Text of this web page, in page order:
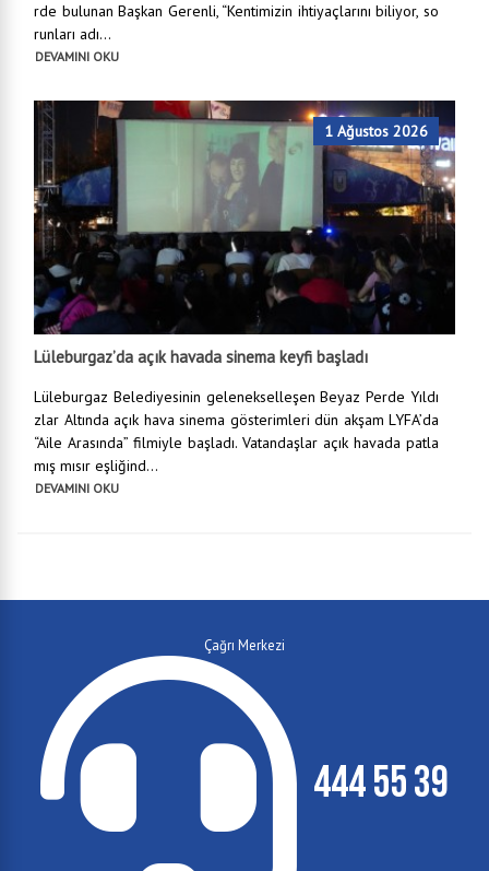
rde bulunan Başkan Gerenli, “Kentimizin ihtiyaçlarını biliyor, so
runları adı...
DEVAMINI OKU
1 Ağustos 2026
Lüleburgaz’da açık havada sinema keyfi başladı
Lüleburgaz Belediyesinin gelenekselleşen Beyaz Perde Yıldı
zlar Altında açık hava sinema gösterimleri dün akşam LYFA’da
“Aile Arasında” filmiyle başladı. Vatandaşlar açık havada patla
mış mısır eşliğind...
DEVAMINI OKU
Çağrı Merkezi
444 55 39